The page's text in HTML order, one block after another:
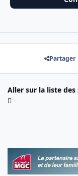
Partager
Aller sur la liste des